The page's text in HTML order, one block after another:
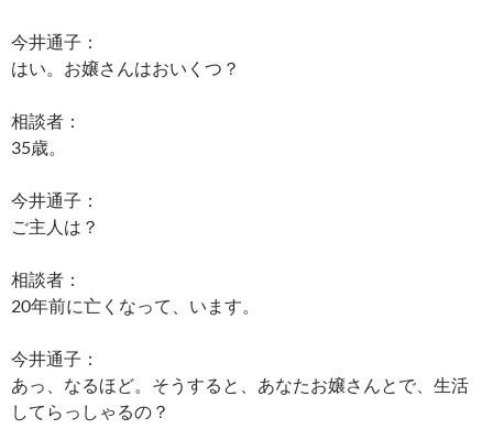
今井通子：
はい。お嬢さんはおいくつ？
相談者：
35歳。
今井通子：
ご主人は？
相談者：
20年前に亡くなって、います。
今井通子：
あっ、なるほど。そうすると、あなたお嬢さんとで、生活
してらっしゃるの？